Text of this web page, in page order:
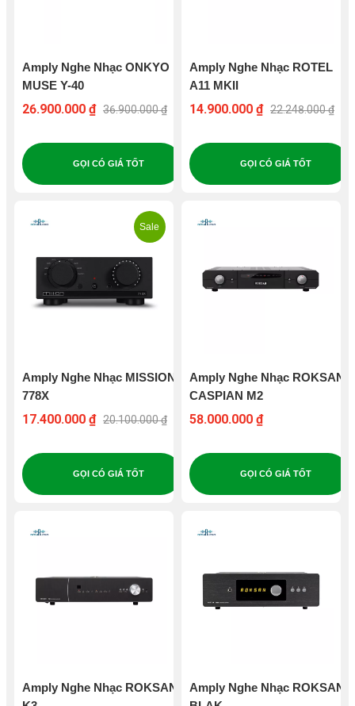
Amply Nghe Nhạc ONKYO
MUSE Y-40
26.900.000 ₫ 36.900.000 ₫
GỌI CÓ GIÁ TỐT
Amply Nghe Nhạc ROTEL
A11 MKII
14.900.000 ₫ 22.248.000 ₫
GỌI CÓ GIÁ TỐT
Sale
Amply Nghe Nhạc MISSION
778X
17.400.000 ₫ 20.100.000 ₫
GỌI CÓ GIÁ TỐT
Amply Nghe Nhạc ROKSAN
CASPIAN M2
58.000.000 ₫
GỌI CÓ GIÁ TỐT
Amply Nghe Nhạc ROKSAN
Amply Nghe Nhạc ROKSAN